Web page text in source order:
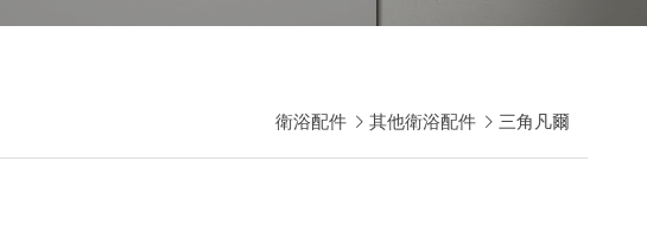
衛浴配件 其他衛浴配件 三角凡爾